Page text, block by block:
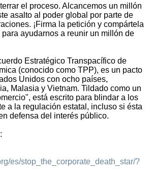
el proceso. Alcancemos un millón
asalto al poder global por parte de
¡Firma la petición y compártela
ayudarnos a reunir un millón de
Estratégico Transpacífico de
(conocido como TPP), es un pacto
Unidos con ocho países,
Malasia y Vietnam. Tildado como un
está escrito para blindar a los
a la regulación estatal, incluso si ésta
defensa del interés público.
:
es/stop_the_corporate_death_star/?